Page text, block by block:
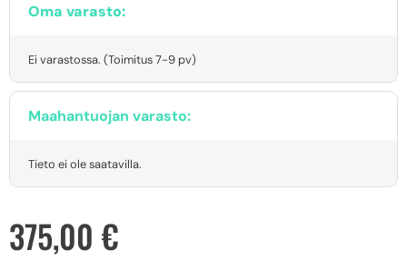
Oma varasto:
Ei varastossa. (Toimitus 7-9 pv)
Maahantuojan varasto:
Tieto ei ole saatavilla.
375,00 €